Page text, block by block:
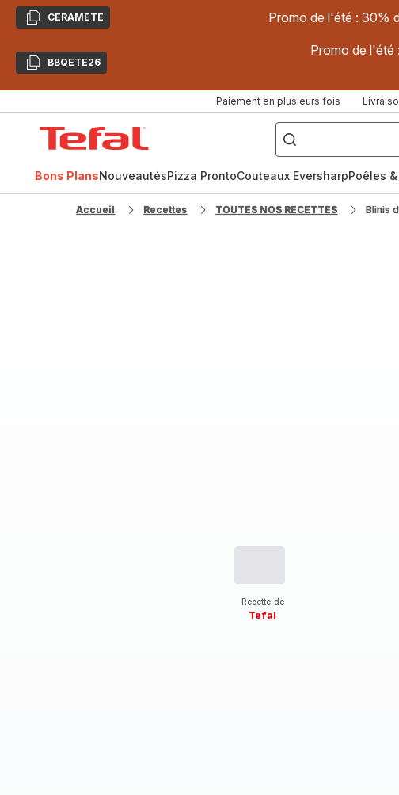
CopierCERAMETE Promo de l'été : 30%
CopierBBQETE26
Promo de l'été
Paiement en plusieurs fois
["Poêles
inox,
Cake
Factory,
Bons PlansNouveautésPizza ProntoCouteaux EversharpPoêles
Accueil Recettes TOUTES NOS RECETTES Blinis
Recette de
Tefal